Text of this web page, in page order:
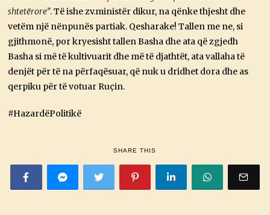
shtetërore”. Të ishe zv.ministër dikur, na qënke thjesht dhe
vetëm një nënpunës partiak. Qesharake! Tallen me ne, si
gjithmonë, por kryesisht tallen Basha dhe ata që zgjedh
Basha si më të kultivuarit dhe më të djathtët, ata vallaha të
denjët për të na përfaqësuar, që nuk u dridhet dora dhe as
qerpiku për të votuar Ruçin.
#HazardëPolitikë
SHARE THIS